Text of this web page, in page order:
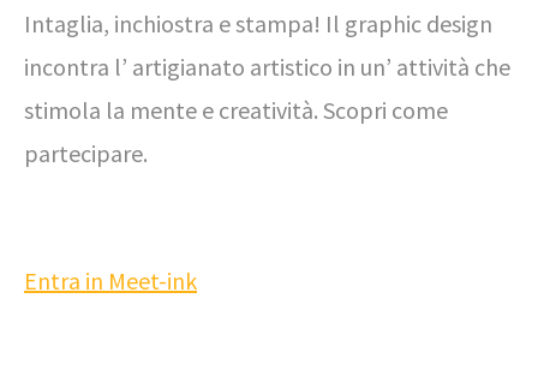
Intaglia, inchiostra e stampa! Il graphic design
incontra l’ artigianato artistico in un’ attività che
stimola la mente e creatività. Scopri come
partecipare.
Entra in Meet-ink